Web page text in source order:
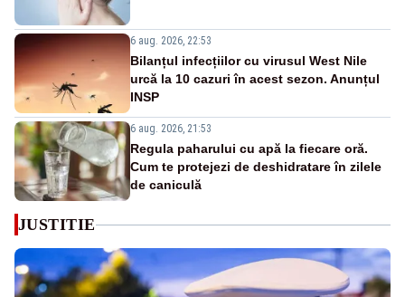
6 aug. 2026, 22:53
Bilanțul infecțiilor cu virusul West Nile
urcă la 10 cazuri în acest sezon. Anunțul
INSP
6 aug. 2026, 21:53
Regula paharului cu apă la fiecare oră.
Cum te protejezi de deshidratare în zilele
de caniculă
JUSTITIE